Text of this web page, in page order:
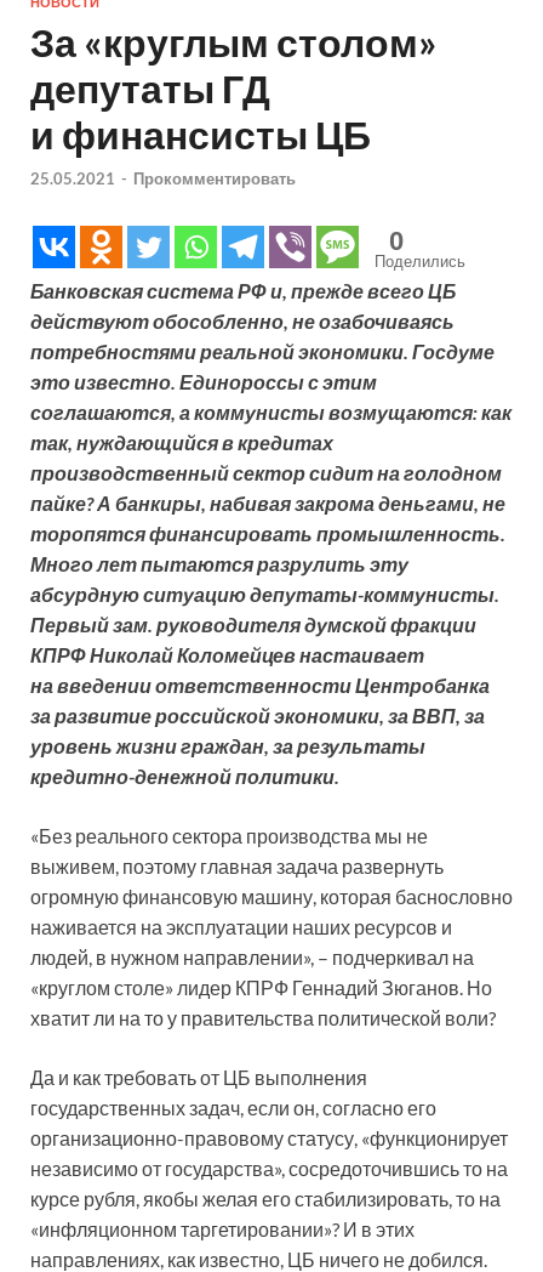
За «круглым столом»
депутаты ГД
и финансисты ЦБ
25.05.2021 - Прокомментировать
0
Поделились
Банковская система РФ и, прежде всего ЦБ
действуют обособленно, не озабочиваясь
потребностями реальной экономики. Госдуме
это известно. Единороссы с этим
соглашаются, а коммунисты возмущаются: как
так, нуждающийся в кредитах
производственный сектор сидит на голодном
пайке? А банкиры, набивая закрома деньгами, не
торопятся финансировать промышленность.
Много лет пытаются разрулить эту
абсурдную ситуацию депутаты-коммунисты.
Первый зам. руководителя думской фракции
КПРФ Николай Коломейцев настаивает
на введении ответственности Центробанка
за развитие российской экономики, за ВВП, за
уровень жизни граждан, за результаты
кредитно-денежной политики.
«Без реального сектора производства мы не
выживем, поэтому главная задача развернуть
огромную финансовую машину, которая баснословно
наживается на эксплуатации наших ресурсов и
людей, в нужном направлении», – подчеркивал на
«круглом столе» лидер КПРФ Геннадий Зюганов. Но
хватит ли на то у правительства политической воли?
Да и как требовать от ЦБ выполнения
государственных задач, если он, согласно его
организационно-правовому статусу, «функционирует
независимо от государства», сосредоточившись то на
курсе рубля, якобы желая его стабилизировать, то на
«инфляционном таргетировании»? И в этих
направлениях, как известно, ЦБ ничего не добился.